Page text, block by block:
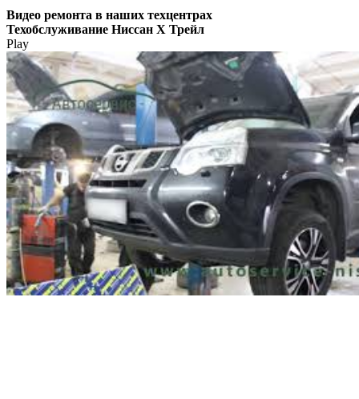
Видео ремонта в наших техцентрах
Техобслуживание Ниссан Х Трейл
Play